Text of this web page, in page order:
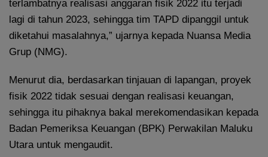
terlambatnya realisasi anggaran fisik 2022 itu terjadi
lagi di tahun 2023, sehingga tim TAPD dipanggil untuk
diketahui masalahnya,” ujarnya kepada Nuansa Media
Grup (NMG).
Menurut dia, berdasarkan tinjauan di lapangan, proyek
fisik 2022 tidak sesuai dengan realisasi keuangan,
sehingga itu pihaknya bakal merekomendasikan kepada
Badan Pemeriksa Keuangan (BPK) Perwakilan Maluku
Utara untuk mengaudit.